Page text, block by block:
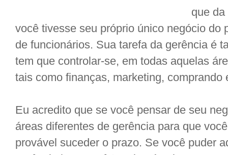
que
você tivesse seu próprio único negócio do
de funcionários. Sua tarefa da gerência é
tem que controlar-se, em todas aquelas
tais como finanças, marketing, comprando
Eu acredito que se você pensar de seu
áreas diferentes de gerência para que
provável suceder o prazo. Se você puder